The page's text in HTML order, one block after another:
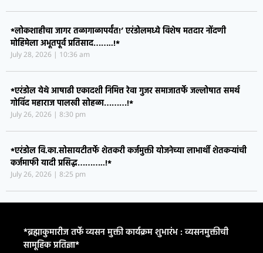
*लोकशाहीचा जागर तळागाळापर्यंत!’ एरंडोलमध्ये विशेष मतदार नोंदणी
मोहिमेला अभूतपूर्व प्रतिसाद……..!*
July 28, 2026 10:36 am
*एरंडोल येथे आषाढी एकादशी निमित्त रेवा गुजर समाजातर्फे जल्लोषात समर्थ
गोविंद महाराज पालखी सोहळा………!*
July 26, 2026 8:30 pm
*एरंडोल वि.का.सोसायटीतर्फे शेतकरी कर्जमुक्ती योजनेच्या लाभार्थी शेतकऱ्यांची
कर्जमाफी यादी प्रसिद्ध………..!*
July 26, 2026 8:25 pm
*ब्रह्माकुमारीज तर्फे व्यसन मुक्ती कार्यक्रम शुभारंभ : व्यसनमुक्तीची
सामूहिक प्रतिज्ञा*